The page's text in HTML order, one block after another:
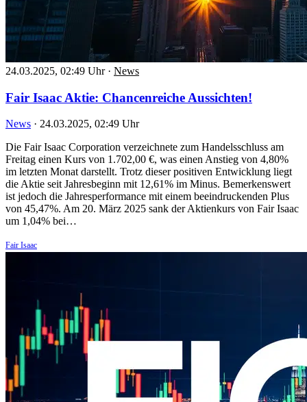
24.03.2025, 02:49 Uhr · News
Fair Isaac Aktie: Chancenreiche Aussichten!
News · 24.03.2025, 02:49 Uhr
Die Fair Isaac Corporation verzeichnete zum Handelsschluss am
Freitag einen Kurs von 1.702,00 €, was einen Anstieg von 4,80%
im letzten Monat darstellt. Trotz dieser positiven Entwicklung liegt
die Aktie seit Jahresbeginn mit 12,61% im Minus. Bemerkenswert
ist jedoch die Jahresperformance mit einem beeindruckenden Plus
von 45,47%. Am 20. März 2025 sank der Aktienkurs von Fair Isaac
um 1,04% bei…
Fair Isaac